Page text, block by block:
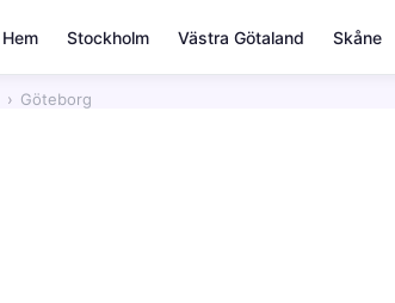
Hem Stockholm Västra Götaland Skåne
› Göteborg